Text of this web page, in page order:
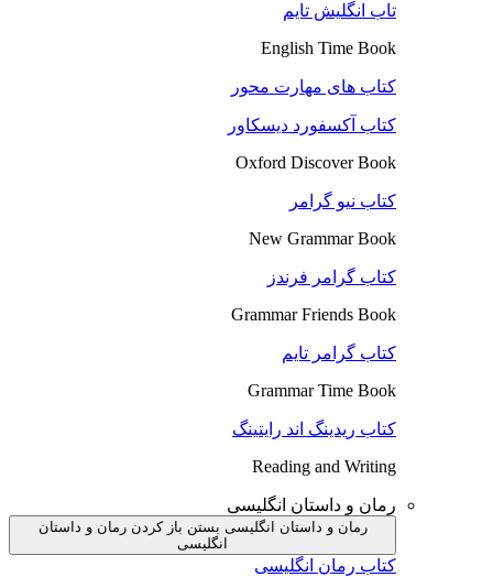
تاب انگلیش تایم
English Time Book
کتاب های مهارت محور
کتاب آکسفورد دیسکاور
Oxford Discover Book
کتاب نیو گرامر
New Grammar Book
کتاب گرامر فرندز
Grammar Friends Book
کتاب گرامر تایم
Grammar Time Book
کتاب ریدینگ اند رایتینگ
Reading and Writing
رمان و داستان انگلیسی
رمان و داستان انگلیسی بستن باز کردن رمان و داستان
انگلیسی
کتاب رمان انگلیسی